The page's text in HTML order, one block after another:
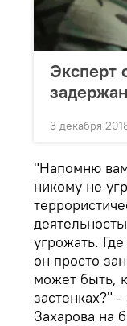
Эксперт
3 декабря
"Напомню
никому не
угрожать.
он просто
может быть,
застенках?"
Захарова на